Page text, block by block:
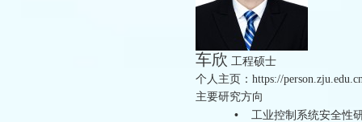
车欣 工程硕士
个人主页：https://
主要研究方向
•
工业控制系统安全性